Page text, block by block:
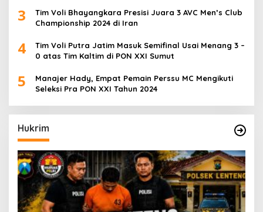
3
Tim Voli Bhayangkara Presisi Juara 3 AVC Men’s Club
Championship 2024 di Iran
4
Tim Voli Putra Jatim Masuk Semifinal Usai Menang 3 –
0 atas Tim Kaltim di PON XXI Sumut
5
Manajer Hady, Empat Pemain Perssu MC Mengikuti
Seleksi Pra PON XXI Tahun 2024
Hukrim